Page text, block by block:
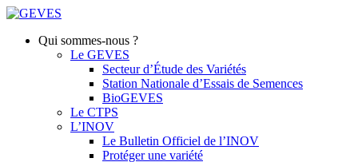
Qui sommes-nous ?
Le GEVES
Secteur d’Étude des Variétés
Station Nationale d’Essais de Semences
BioGEVES
Le CTPS
L’INOV
Le Bulletin Officiel de l’INOV
Protéger une variété